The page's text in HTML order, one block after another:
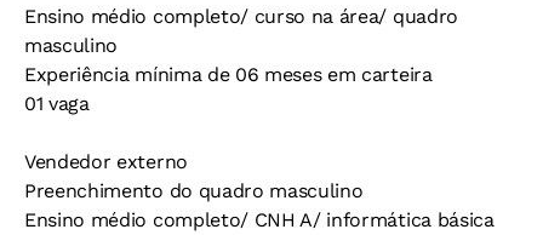
Ensino médio completo/ curso na área/ quadro
masculino
Experiência mínima de 06 meses em carteira
01 vaga
Vendedor externo
Preenchimento do quadro masculino
Ensino médio completo/ CNH A/ informática básica